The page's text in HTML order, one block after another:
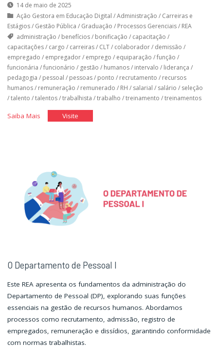
14 de maio de 2025
Ação Gestora em Educação Digital /Administração / Carreiras e
Estágios/ Gestão Pública / Graduação / Processos Gerenciais/ REA
administração / benefícios/ bonificação / capacitação /
capacitações/ cargo / carreiras/ CLT/ colaborador/ demissão /
empregado / empregador/ emprego / equiparação /função /
funcionária /funcionário / gestão / humanos/ intervalo / liderança /
pedagogia / pessoal / pessoas/ ponto / recrutamento / recursos
humanos/ remuneração / remunerado / RH / salarial / salário / seleção
/talento /talentos/trabalhista /trabalho /treinamento /treinamentos
Saiba Mais"O
Visite"O
O Departamento de Pessoal I
Este REA apresenta os fundamentos da administração do
Departamento de Pessoal (DP), explorando suas funções
essenciais na gestão de recursos humanos. Abordamos
processos como recrutamento, admissão, registro de
empregados, remuneração e dissídios, garantindo conformidade
com normas trabalhistas.